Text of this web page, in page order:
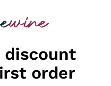
discount
order